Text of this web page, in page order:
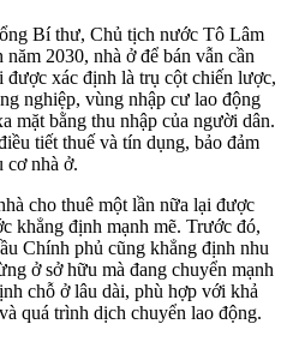
Bí thư, Chủ tịch nước Tô Lâm
2030, nhà ở để bán vẫn cần
được xác định là trụ cột chiến lược,
nghiệp, vùng nhập cư lao động
mặt bằng thu nhập của người dân.
tiết thuế và tín dụng, bảo đảm
cơ nhà ở.
cho thuê một lần nữa lại được
khẳng định mạnh mẽ. Trước đó,
Chính phủ cũng khẳng định nhu
ở sở hữu mà đang chuyển mạnh
chỗ ở lâu dài, phù hợp với khả
quá trình dịch chuyển lao động.